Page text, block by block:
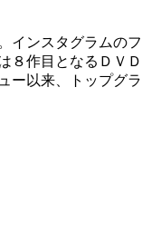
インスタグラムのフ
８作目となるＤＶＤ
ー以来、トップグラ